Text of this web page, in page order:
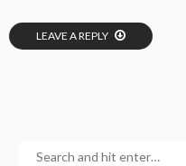
LEAVE A REPLY